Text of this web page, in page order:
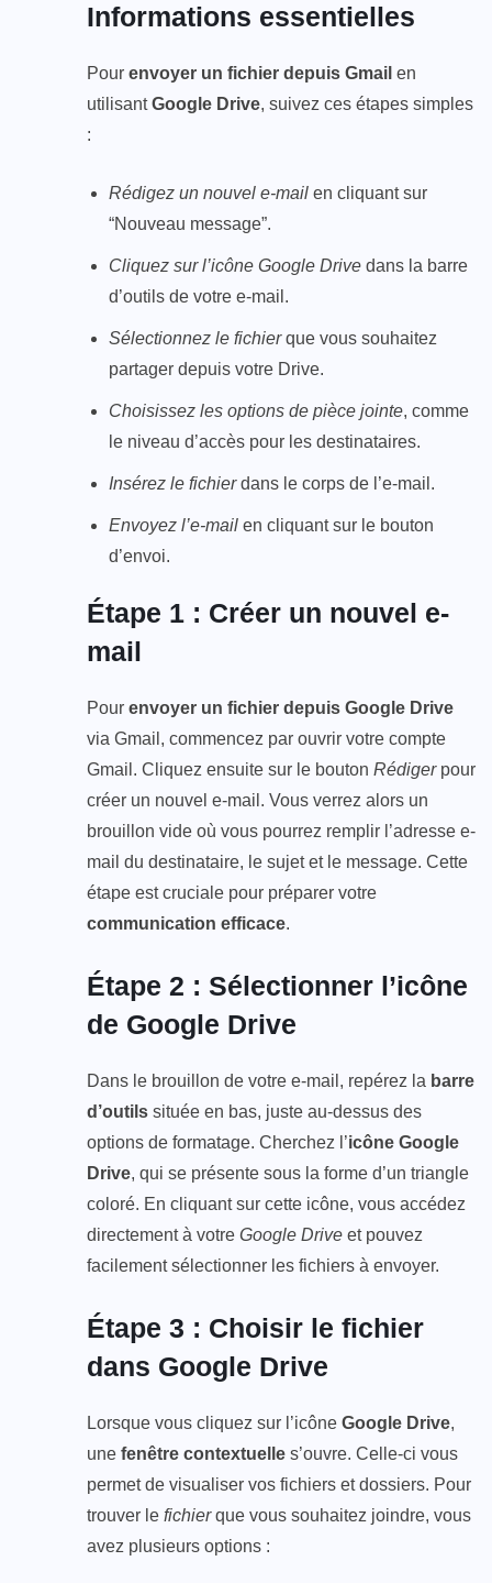
Informations essentielles
Pour envoyer un fichier depuis Gmail en
utilisantGoogle Drive, suivez ces étapes simples
:
Rédigez un nouvel e-mail en cliquant sur
“Nouveau message”.
Cliquez sur l’icône Google Drive dans la barre
d’outils de votre e-mail.
Sélectionnez le fichierque vous souhaitez
partager depuis votre Drive.
Choisissez les options de pièce jointe, comme
le niveau d’accès pour les destinataires.
Insérez le fichierdans le corps de l’e-mail.
Envoyez l’e-mail en cliquant sur le bouton
d’envoi.
Étape 1 : Créer un nouvel e-
mail
Pour envoyer un fichier depuis Google Drive
via Gmail, commencez par ouvrir votre compte
Gmail. Cliquez ensuite sur le bouton Rédigerpour
créer un nouvel e-mail. Vous verrez alors un
brouillon vide où vous pourrez remplir l’adresse e-
mail du destinataire, le sujet et le message. Cette
étape est cruciale pour préparer votre
communication efficace.
Étape 2 : Sélectionner l’icône
de Google Drive
Dans le brouillon de votre e-mail, repérez la barre
d’outils située en bas, juste au-dessus des
options de formatage. Cherchez l’icône Google
Drive, qui se présente sous la forme d’un triangle
coloré. En cliquant sur cette icône, vous accédez
directement à votre Google Drive et pouvez
facilement sélectionner les fichiers à envoyer.
Étape 3 : Choisir le fichier
dans Google Drive
Lorsque vous cliquez sur l’icône Google Drive,
une fenêtre contextuelle s’ouvre. Celle-ci vous
permet de visualiser vos fichiers et dossiers. Pour
trouver le fichierque vous souhaitez joindre, vous
avez plusieurs options :